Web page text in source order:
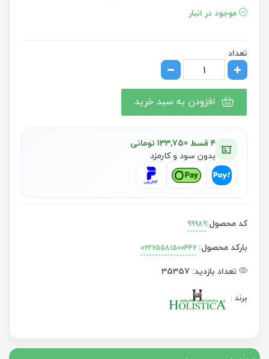
موجود در انبار
تعداد
افزودن به سبد خرید
۴ قسط 133,750 تومانی
بدون سود و کارمزد
برند:
کد محصول:99989
بارکد محصول:06265581500446
تعداد بازدید: 35357